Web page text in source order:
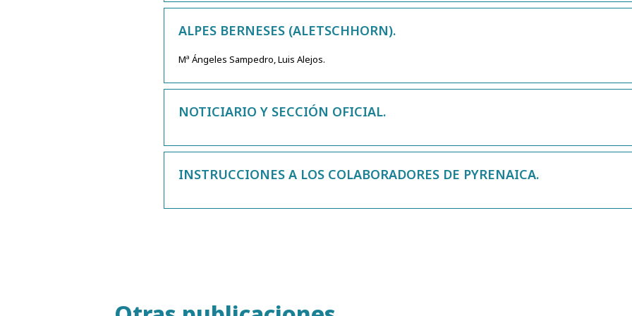
ALPES BERNESES (ALETSCHHORN).
Mª Ángeles Sampedro, Luis Alejos.
NOTICIARIO Y SECCIÓN OFICIAL.
INSTRUCCIONES A LOS COLABORADORES DE PYRENAICA.